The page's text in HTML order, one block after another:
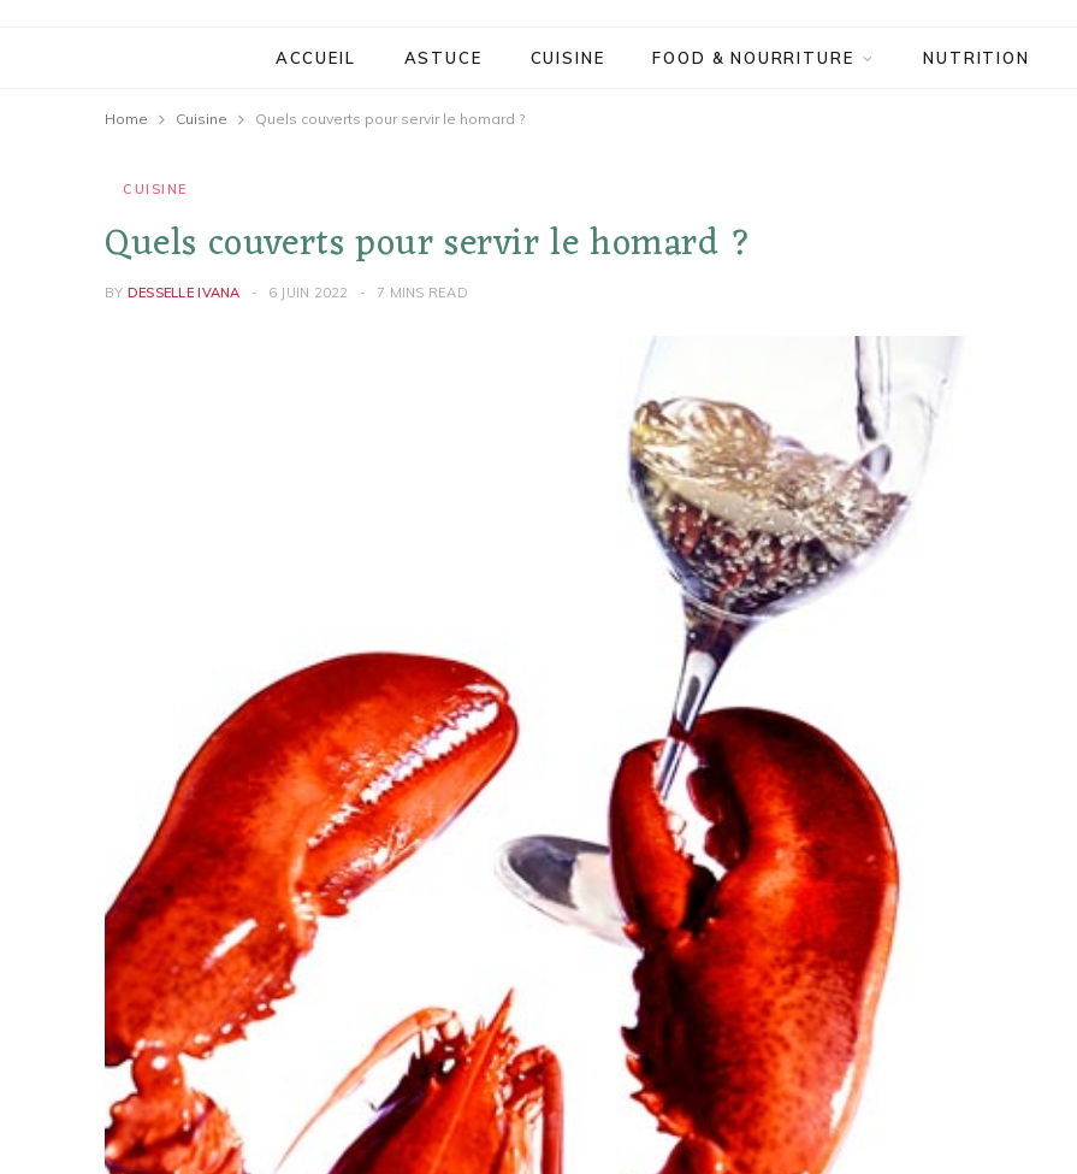
ACCUEIL ASTUCE CUISINE FOOD & NOURRITURE NUTRITION
Home Cuisine Quels couverts pour servir le homard ?
CUISINE
Quels couverts pour servir le homard ?
BY DESSELLE IVANA 6 JUIN 2022 7 MINS READ